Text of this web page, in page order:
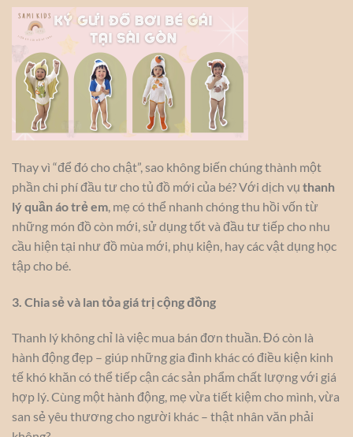
Thay vì “để đó cho chật”, sao không biến chúng thành một
phần chi phí đầu tư cho tủ đồ mới của bé? Với dịch vụ thanh
lý quần áo trẻ em, mẹ có thể nhanh chóng thu hồi vốn từ
những món đồ còn mới, sử dụng tốt và đầu tư tiếp cho nhu
cầu hiện tại như đồ mùa mới, phụ kiện, hay các vật dụng học
tập cho bé.
3. Chia sẻ và lan tỏa giá trị cộng đồng
Thanh lý không chỉ là việc mua bán đơn thuần. Đó còn là
hành động đẹp – giúp những gia đình khác có điều kiện kinh
tế khó khăn có thể tiếp cận các sản phẩm chất lượng với giá
hợp lý. Cùng một hành động, mẹ vừa tiết kiệm cho mình, vừa
san sẻ yêu thương cho người khác – thật nhân văn phải